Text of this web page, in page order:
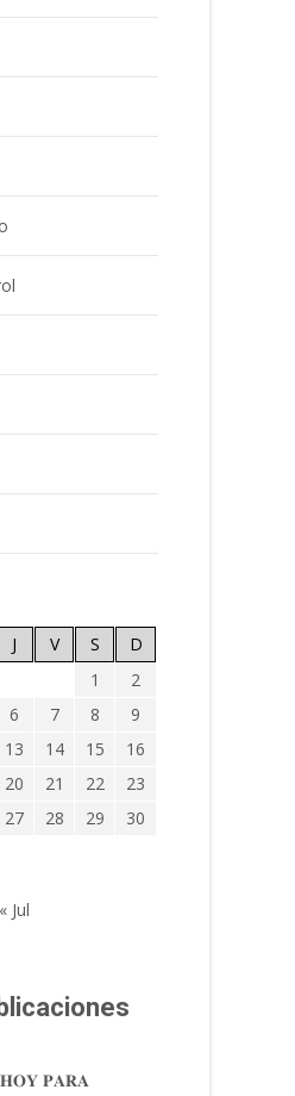
J V S
D
1
2
6 7 8
9
13 14 15
16
20 21 22
23
27 28 29
30
« Jul
𝐏𝐀𝐑𝐀